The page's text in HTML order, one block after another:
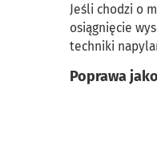
Jeśli chodzi o
osiągnięcie
techniki
Poprawa